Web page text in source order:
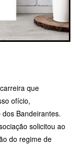
que
ofício,
Bandeirantes.
solicitou ao
do regime de